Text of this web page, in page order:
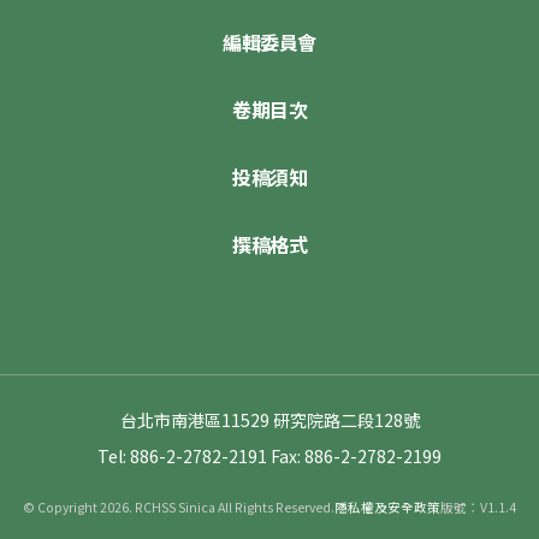
編輯委員會
卷期目次
投稿須知
撰稿格式
台北市南港區11529 研究院路二段128號
Tel: 886-2-2782-2191 Fax: 886-2-2782-2199
© Copyright 2026. RCHSS Sinica All Rights Reserved.隱私權及安全政策版號：V1.1.4